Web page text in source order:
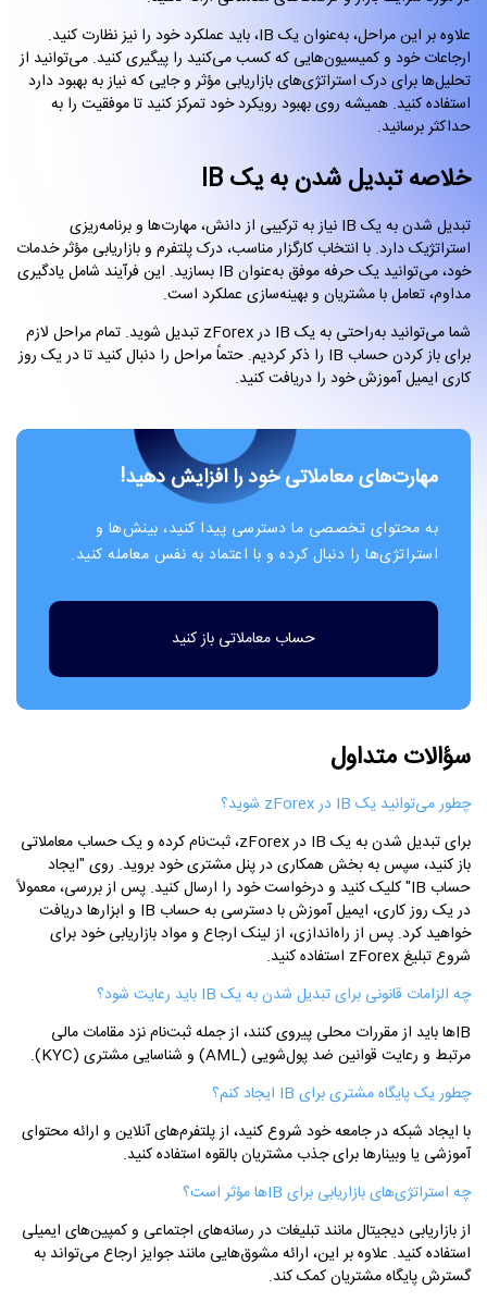
علاوه بر این مراحل، به‌عنوان یک IB، باید عملکرد خود را نیز نظارت کنید.
ارجاعات خود و کمیسیون‌هایی که کسب می‌کنید را پیگیری کنید. می‌توانید از
تحلیل‌ها برای درک استراتژی‌های بازاریابی مؤثر و جایی که نیاز به بهبود دارد
استفاده کنید. همیشه روی بهبود رویکرد خود تمرکز کنید تا موفقیت را به
حداکثر برسانید.
خلاصه تبدیل شدن به یک IB
تبدیل شدن به یک IB نیاز به ترکیبی از دانش، مهارت‌ها و برنامه‌ریزی
استراتژیک دارد. با انتخاب کارگزار مناسب، درک پلتفرم و بازاریابی مؤثر خدمات
خود، می‌توانید یک حرفه موفق به‌عنوان IB بسازید. این فرآیند شامل یادگیری
مداوم، تعامل با مشتریان و بهینه‌سازی عملکرد است.
شما می‌توانید به‌راحتی به یک IB در zForex تبدیل شوید. تمام مراحل لازم
برای باز کردن حساب IB را ذکر کردیم. حتماً مراحل را دنبال کنید تا در یک روز
کاری ایمیل آموزش خود را دریافت کنید.
مهارت‌های معاملاتی خود را افزایش دهید!
به محتوای تخصصی ما دسترسی پیدا کنید، بینش‌ها و
استراتژی‌ها را دنبال کرده و با اعتماد به نفس معامله کنید.
حساب معاملاتی باز کنید
سؤالات متداول
چطور می‌توانید یک IB در zForex شوید؟
برای تبدیل شدن به یک IB در zForex، ثبت‌نام کرده و یک حساب معاملاتی
باز کنید، سپس به بخش همکاری در پنل مشتری خود بروید. روی "ایجاد
حساب IB" کلیک کنید و درخواست خود را ارسال کنید. پس از بررسی، معمولاً
در یک روز کاری، ایمیل آموزش با دسترسی به حساب IB و ابزارها دریافت
خواهید کرد. پس از راه‌اندازی، از لینک ارجاع و مواد بازاریابی خود برای
شروع تبلیغ zForex استفاده کنید.
چه الزامات قانونی برای تبدیل شدن به یک IB باید رعایت شود؟
IBها باید از مقررات محلی پیروی کنند، از جمله ثبت‌نام نزد مقامات مالی
مرتبط و رعایت قوانین ضد پول‌شویی (AML) و شناسایی مشتری (KYC).
چطور یک پایگاه مشتری برای IB ایجاد کنم؟
با ایجاد شبکه در جامعه خود شروع کنید، از پلتفرم‌های آنلاین و ارائه محتوای
آموزشی یا وبینارها برای جذب مشتریان بالقوه استفاده کنید.
چه استراتژی‌های بازاریابی برای IBها مؤثر است؟
از بازاریابی دیجیتال مانند تبلیغات در رسانه‌های اجتماعی و کمپین‌های ایمیلی
استفاده کنید. علاوه بر این، ارائه مشوق‌هایی مانند جوایز ارجاع می‌تواند به
گسترش پایگاه مشتریان کمک کند.